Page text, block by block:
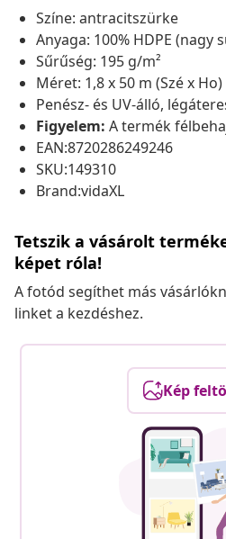
Színe: antracitszürke
Anyaga: 100% HDPE
Sűrűség: 195 g/m²
Méret: 1,8 x 50 m (Szé x Ho)
Penész- és UV-álló,
Figyelem: A termék
EAN:8720286249246
SKU:149310
Brand:vidaXL
Tetszik a vásárolt
képet róla!
A fotód segíthet más
linket a kezdéshez.
Kép